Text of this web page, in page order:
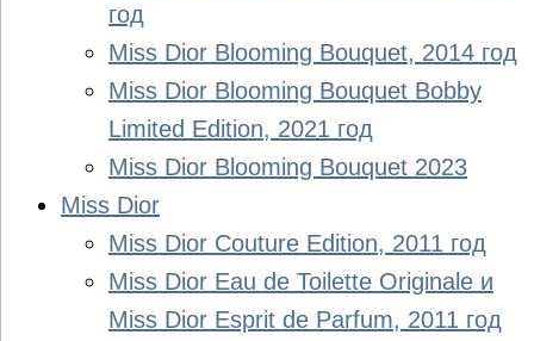
год
Miss Dior Blooming Bouquet, 2014 год
Miss Dior Blooming Bouquet Bobby
Limited Edition, 2021 год
Miss Dior Blooming Bouquet 2023
Miss Dior
Miss Dior Couture Edition, 2011 год
Miss Dior Eau de Toilette Originale и
Miss Dior Esprit de Parfum, 2011 год